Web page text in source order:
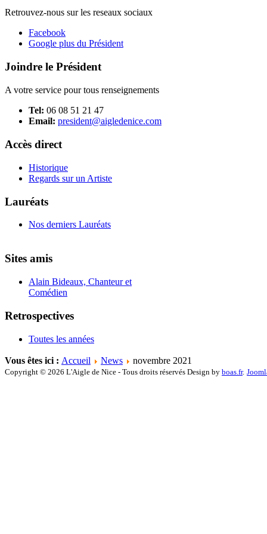
Retrouvez-nous sur les reseaux sociaux
Facebook
Google plus du Président
Joindre le Président
A votre service pour tous renseignements
Tel: 06 08 51 21 47
Email: president@aigledenice.com
Accès direct
Historique
Regards sur un Artiste
Lauréats
Nos derniers Lauréats
Sites amis
Alain Bideaux, Chanteur et
Comédien
Retrospectives
Toutes les années
Vous êtes ici : Accueil News novembre 2021
Copyright © 2026 L'Aigle de Nice - Tous droits réservés Design by boas.fr.